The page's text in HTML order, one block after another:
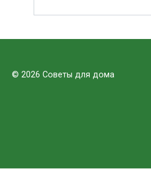
© 2026 Советы для дома